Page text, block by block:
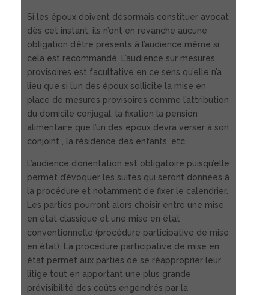
Si les époux doivent désormais constituer avocat
dès cet instant, ils n’ont en revanche aucune
obligation d’être présents à l’audience même si
cela est recommandé. L’audience sur mesures
provisoires est facultative en ce sens qu’elle n’a
lieu que si l’un des époux sollicite la mise en
place de mesures provisoires comme l’attribution
du domicile conjugal, la fixation la pension
alimentaire que l’un des époux devra verser à son
conjoint , la résidence des enfants, etc.
L’audience d’orientation est obligatoire puisqu’elle
permet d’évoquer les suites qui seront données à
la procédure et notamment de fixer le calendrier.
Les parties pourront alors choisir entre une mise
en état classique et une mise en état
conventionnelle (procédure participative de mise
en état). La procédure participative de mise en
état permet aux parties de se réapproprier leur
litige tout en apportant une plus grande
prévisibilité des coûts engendrés par la